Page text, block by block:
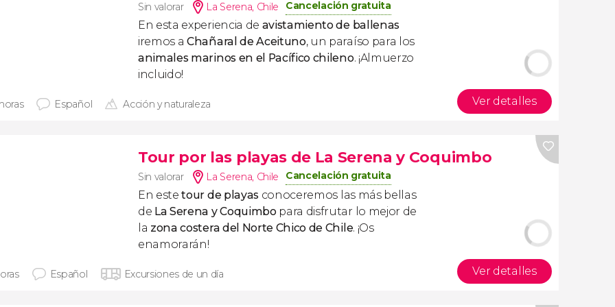
Sin valorar La Serena, Chile Cancelación gratuita
En esta experiencia de avistamiento de ballenas
iremos aChañaral de Aceituno, un paraíso para los
animales marinos en el Pacífico chileno. ¡Almuerzo
incluido!
Español Acción y naturaleza Ver detalles
Tour por las playas de La Serena y Coquimbo
Sin valorar La Serena, Chile Cancelación gratuita
En estetour de playasconoceremos las más bellas
de La Serena y Coquimbopara disfrutar lo mejor de
la zona costera del Norte Chico de Chile. ¡Os
enamorarán!
Español Excursiones de un día Ver detalles